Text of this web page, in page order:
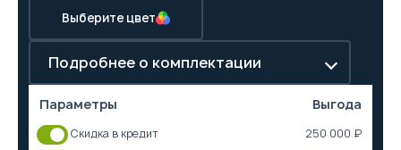
Выберите цвет
Подробнее о комплектации
Параметры Выгода
Скидка в кредит
250 000 ₽